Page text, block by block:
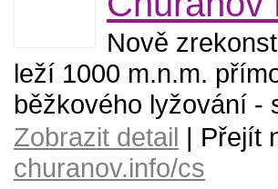
Nově
leží 1000 m.n.m.
běžkového lyžování -
Zobrazit detail | Přejít
churanov.info/cs